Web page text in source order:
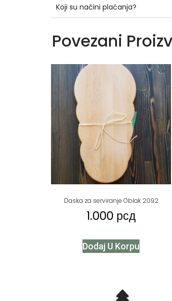
Koji su načini plaćanja?
Povezani
Daska za serviranje Oblak 2092
1.000 рсд
Dodaj U Korpu